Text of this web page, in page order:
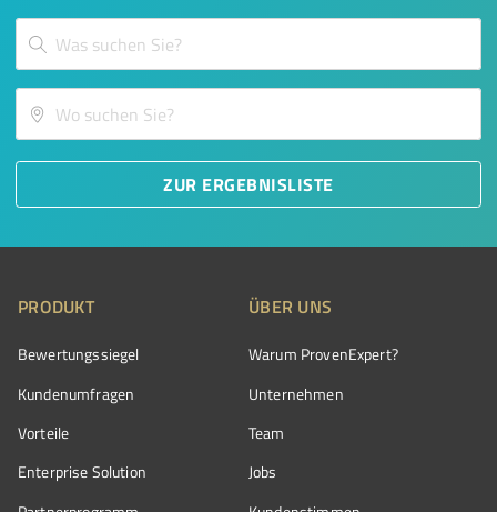
ZUR ERGEBNISLISTE
PRODUKT
Bewertungssiegel
Kundenumfragen
Vorteile
Enterprise Solution
ÜBER UNS
Warum ProvenExpert?
Unternehmen
Team
Jobs